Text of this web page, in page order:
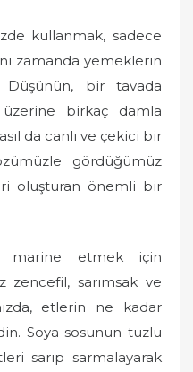
kullanmak, sadece
zamanda yemeklerin
bir tavada
birkaç damla
da canlı ve çekici bir
gördüğümüz
oluşturan önemli bir
marine etmek için
zencefil, sarımsak ve
etlerin ne kadar
Soya sosunun tuzlu
sarıp sarmalayarak